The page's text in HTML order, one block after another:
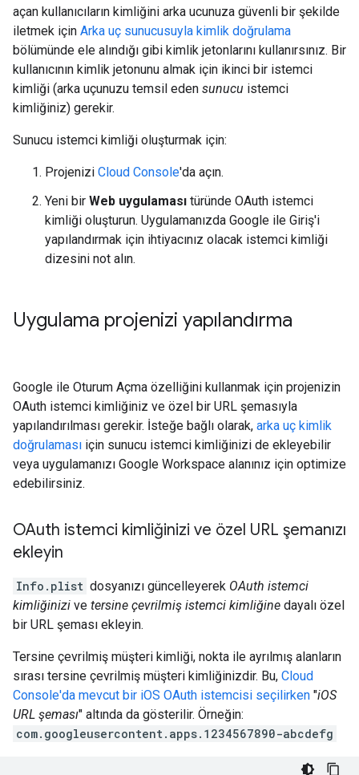
açan kullanıcıların kimliğini arka ucunuza güvenli bir şekilde
iletmek için Arka uç sunucusuyla kimlik doğrulama
bölümünde ele alındığı gibi kimlik jetonlarını kullanırsınız. Bir
kullanıcının kimlik jetonunu almak için ikinci bir istemci
kimliği (arka uçunuzu temsil eden sunucu istemci
kimliğiniz) gerekir.
Sunucu istemci kimliği oluşturmak için:
Projenizi Cloud Console'da açın.
Yeni bir Web uygulaması türünde OAuth istemci
kimliği oluşturun. Uygulamanızda Google ile Giriş'i
yapılandırmak için ihtiyacınız olacak istemci kimliği
dizesini not alın.
Uygulama projenizi yapılandırma
Google ile Oturum Açma özelliğini kullanmak için projenizin
OAuth istemci kimliğiniz ve özel bir URL şemasıyla
yapılandırılması gerekir. İsteğe bağlı olarak, arka uç kimlik
doğrulaması için sunucu istemci kimliğinizi de ekleyebilir
veya uygulamanızı Google Workspace alanınız için optimize
edebilirsiniz.
OAuth istemci kimliğinizi ve özel URL şemanızı
ekleyin
Info.plist dosyanızı güncelleyerek OAuth istemci
kimliğinizi ve tersine çevrilmiş istemci kimliğine dayalı özel
bir URL şeması ekleyin.
Tersine çevrilmiş müşteri kimliği, nokta ile ayrılmış alanların
sırası tersine çevrilmiş müşteri kimliğinizdir. Bu, Cloud
Console'da mevcut bir iOS OAuth istemcisi seçilirken "iOS
URL şeması" altında da gösterilir. Örneğin:
com.googleusercontent.apps.1234567890-abcdefg